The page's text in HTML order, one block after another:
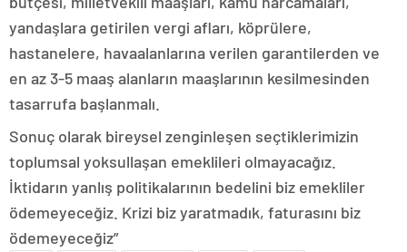
yandaşlara getirilen vergi afları, köprülere,
hastanelere, havaalanlarına verilen garantilerden ve
en az 3-5 maaş alanların maaşlarının kesilmesinden
tasarrufa başlanmalı.
Sonuç olarak bireysel zenginleşen seçtiklerimizin
toplumsal yoksullaşan emeklileri olmayacağız.
İktidarın yanlış politikalarının bedelini biz emekliler
ödemeyeceğiz. Krizi biz yaratmadık, faturasını biz
ödemeyeceğiz”